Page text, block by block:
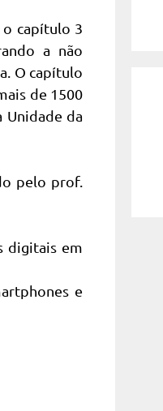
o capítulo 3
a não
O capítulo
de 1500
Unidade da
pelo prof.
digitais em
e